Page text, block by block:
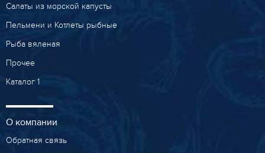
Салаты из морской капусты
Пельмени и Котлеты рыбные
Рыба вяленая
Прочее
Каталог 1
О компании
Обратная связь